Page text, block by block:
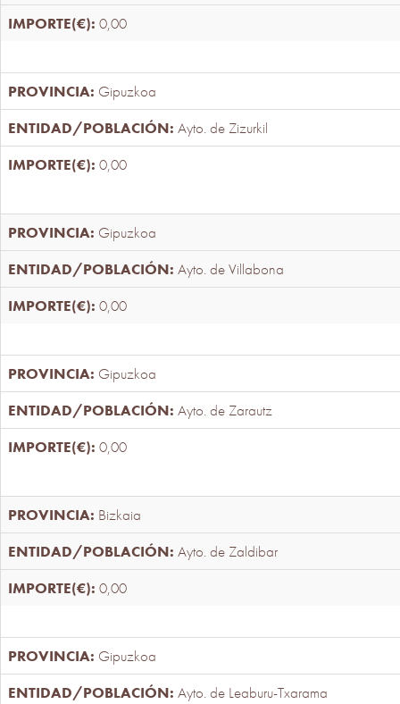
0,00
Gipuzkoa
Ayto. de Zizurkil
0,00
Gipuzkoa
Ayto. de Villabona
0,00
Gipuzkoa
Ayto. de Zarautz
0,00
Bizkaia
Ayto. de Zaldibar
0,00
Gipuzkoa
Ayto. de Leaburu-Txarama